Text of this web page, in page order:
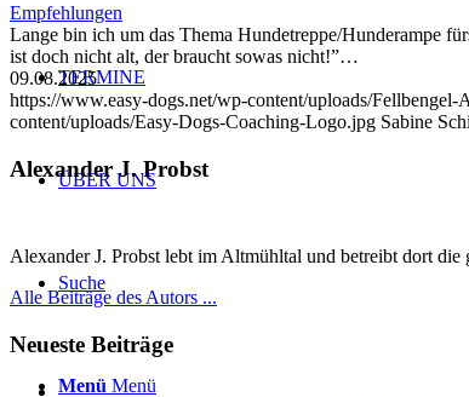
TERMINE
ÜBER UNS
Suche
Menü Menü
Empfehlungen
Lange bin ich um das Thema Hundetreppe/Hunderampe
ist doch nicht alt, der braucht sowas nicht!”…
09.08.2025
https://www.easy-dogs.net/wp-content/uploads/
content/uploads/Easy-Dogs-Coaching-Logo.jpg Sabine
Alexander J. Probst
Alexander J. Probst lebt im Altmühltal und betreibt dort
Alle Beiträge des Autors ...
Neueste Beiträge